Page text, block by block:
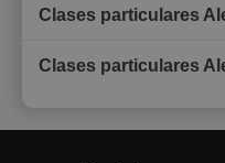
Clases particulares
Clases particulares